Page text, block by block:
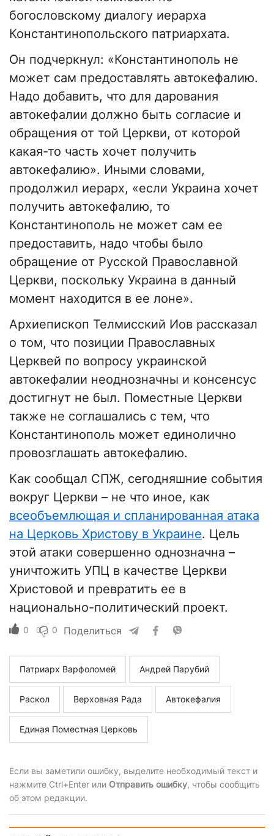
богословскому диалогу иерарха
Константинопольского патриархата.
Он подчеркнул: «Константинополь не
может сам предоставлять автокефалию.
Надо добавить, что для дарования
автокефалии должно быть согласие и
обращения от той Церкви, от которой
какая-то часть хочет получить
автокефалию». Иными словами,
продолжил иерарх, «если Украина хочет
получить автокефалию, то
Константинополь не может сам ее
предоставить, надо чтобы было
обращение от Русской Православной
Церкви, поскольку Украина в данный
момент находится в ее лоне».
Архиепископ Телмисский Иов рассказал
о том, что позиции Православных
Церквей по вопросу украинской
автокефалии неоднозначны и консенсус
достигнут не был. Поместные Церкви
также не соглашались с тем, что
Константинополь может единолично
провозглашать автокефалию.
Как сообщал СПЖ, сегодняшние события
вокруг Церкви – не что иное, как
всеобъемлющая и спланированная атака
на Церковь Христову в Украине. Цель
этой атаки совершенно однозначна –
уничтожить УПЦ в качестве Церкви
Христовой и превратить ее в
национально-политический проект.
0 0 Поделиться
Патриарх Варфоломей Андрей Парубий
Раскол Верховная Рада Автокефалия
Единая Поместная Церковь
Если вы заметили ошибку, выделите необходимый текст и
нажмите Ctrl+Enter или Отправить ошибку, чтобы сообщить
об этом редакции.